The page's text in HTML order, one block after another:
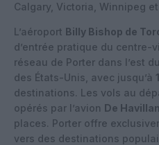
Calgary, Victoria, Winnipeg
L’aéroport Billy Bishop de
d’entrée pratique du centre-
réseau de Porter dans l’est
des États-Unis, avec jusqu’à
destinations. Les vols au
opérés par l’avion De
places. Porter offre
vers des destinations